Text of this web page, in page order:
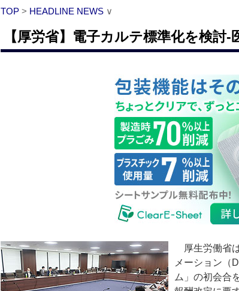
TOP > HEADLINE NEWS ∨
【厚労省】電子カルテ標準化を検討
厚生労働省
メーション（
ム」の初会合